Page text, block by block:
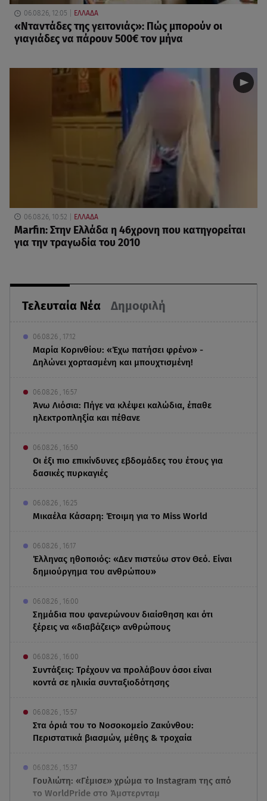
Τελευταία Νέα Δημοφιλή
06.08.26 , 17:12
Μαρία Κορινθίου: «Έχω πατήσει φρένο» -
Δηλώνει χορτασμένη και μπουχτισμένη!
06.08.26 , 16:57
Άνω Λιόσια: Πήγε να κλέψει καλώδια, έπαθε
ηλεκτροπληξία και πέθανε
06.08.26 , 16:50
Οι έξι πιο επικίνδυνες εβδομάδες του έτους για
δασικές πυρκαγιές
06.08.26 , 16:25
Μικαέλα Κάσαρη: Έτοιμη για το Miss World
06.08.26 , 16:17
Έλληνας ηθοποιός: «Δεν πιστεύω στον Θεό. Είναι
δημιούργημα του ανθρώπου»
06.08.26 , 16:00
Σημάδια που φανερώνουν διαίσθηση και ότι
ξέρεις να «διαβάζεις» ανθρώπους
06.08.26 , 16:00
Συντάξεις: Τρέχουν να προλάβουν όσοι είναι
κοντά σε ηλικία συνταξιοδότησης
06.08.26 , 15:57
Στα όριά του το Νοσοκομείο Ζακύνθου:
Περιστατικά βιασμών, μέθης & τροχαία
06.08.26 , 15:37
Γουλιώτη: «Γέμισε» χρώμα το Instagram της από
το WorldPride στο Άμστερνταμ
06.08.26, 12:05 ΕΛΛΑΔΑ
«Νταντάδες της γειτονιάς»: Πώς μπορούν οι
γιαγιάδες να πάρουν 500€ τον μήνα
06.08.26, 10:52 ΕΛΛΑΔΑ
Marfin: Στην Ελλάδα η 46χρονη που κατηγορείται
για την τραγωδία του 2010